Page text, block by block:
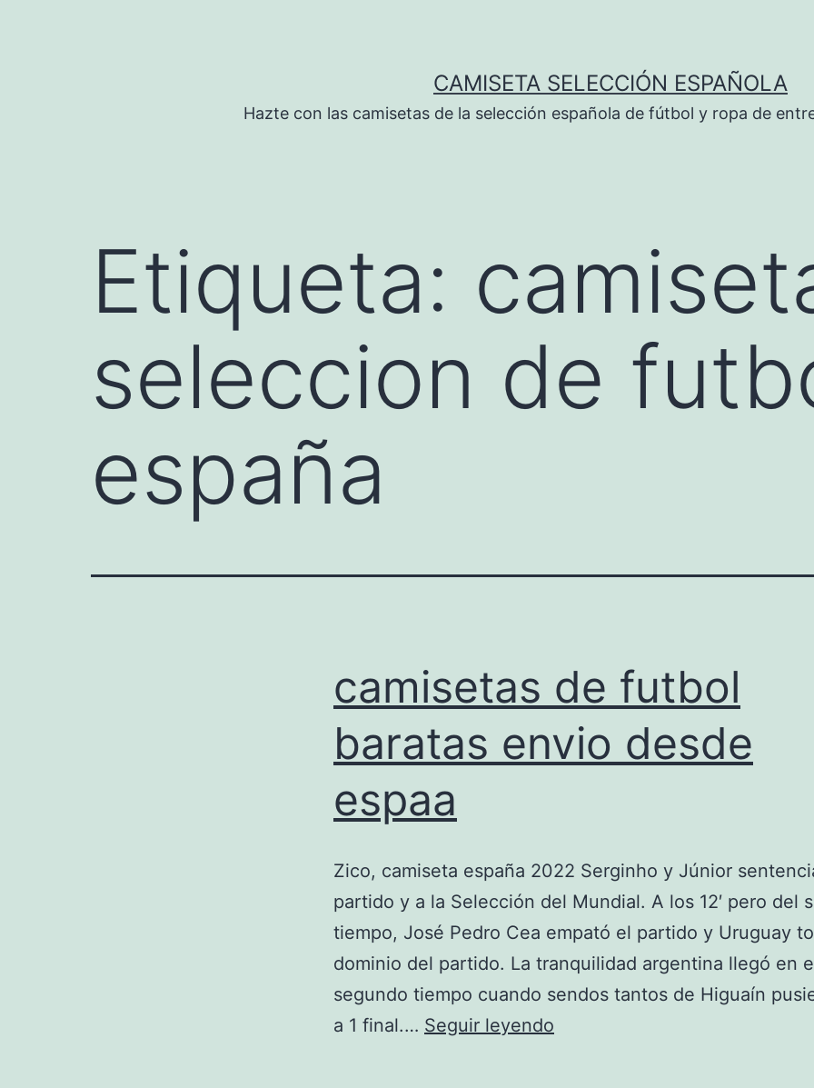
CAMISETA SELECCIÓN ESPAÑOLA
Hazte con las camisetas de la selección española de fútbol y ropa de
Etiqueta:
seleccion de
españa
camisetas de futbol
baratas envio desde
espaa
Zico, camiseta españa 2022 Serginho y Júnior
partido y a la Selección del Mundial. A los 12′ pero del
tiempo, José Pedro Cea empató el partido y Uruguay
dominio del partido. La tranquilidad argentina llegó en
segundo tiempo cuando sendos tantos de Higuaín
a 1 final.… Seguir leyendo